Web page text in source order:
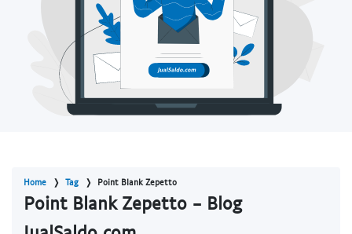
Home Tag Point Blank Zepetto
Point Blank Zepetto - Blog